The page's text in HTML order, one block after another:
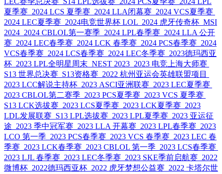
夏季赛 2024 LCS 夏季赛 2024 LLA闭幕赛 2024 VCS夏季赛
2024 LEC夏季赛 2024电竞世界杯 LOL 2024 虎牙传奇杯 MSI
2024 2024 CBLOL第一赛季 2024 LPL春季赛 2024 LLA 公开
赛 2024 LEC春季赛 2024 LCK 春季赛 2024 PCS春季赛 2024
VCS春季赛 2024 LCS春季赛 2024 LEC冬季赛 2023德玛西亚
杯 2023 LPL全明星周末 NEST 2023 2023 电竞上海大师赛
S13 世界总决赛 S13资格赛 2022 杭州亚运会英雄联盟项目
2023 LCC解说主持杯 2023 ASCI亚洲联赛 2023 LEC夏季赛
2023 CBLOL第二赛季 2023 PCS夏季赛 2023 VCS 夏季赛
S13 LCK选拔赛 2023 LCS夏季赛 2023 LCK夏季赛 2023
LDL发展联赛 S13 LPL选拔赛 2023 LPL夏季赛 2023 亚运征
途 2023 季中冠军赛 2023 LLA 开幕赛 2023 LPL春季赛 2023
LCO 第一季 2023 PCS春季赛 2023 VCS 春季赛 2023 LEC 春
季赛 2023 LCK春季赛 2023 CBLOL 第一季 2023 LCS春季赛
2023 LJL 春季赛 2023 LEC冬季赛 2023 SKE季前启航赛 2022
微博杯 2022德玛西亚杯 2022 虎牙梦想公益赛 2022 卡塔尔世